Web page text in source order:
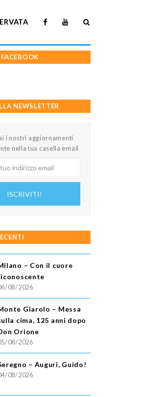
NEWSLETTER
i nostri aggiornamenti
nella tua casella email
ISCRIVITI!
– Con il cuore
08/2026
Giarolo – Messa
cima, 125 anni dopo
Orione
08/2026
– Auguri, Guido!
08/2026